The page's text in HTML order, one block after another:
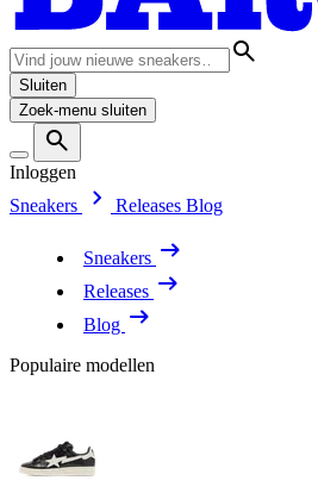
Sluiten
Zoek-menu sluiten
Inloggen
Sneakers
Releases Blog
Sneakers
Releases
Blog
Populaire modellen